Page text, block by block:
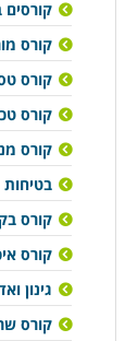
קורסים
קורס
קורס
קורס
קורס
בטיחות
קורס
קורס
גינון
קורס